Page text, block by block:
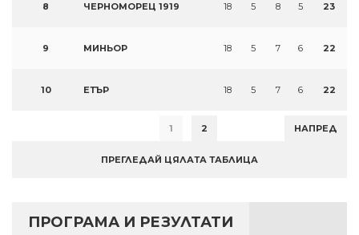
8 ЧЕРНОМОРЕЦ 1919 18 5 8 5 23
9 МИНЬОР 18 5 7 6 22
10 ЕТЪР 18 5 7 6 22
1 2 НАПРЕД
ПРЕГЛЕДАЙ ЦЯЛАТА ТАБЛИЦА
ПРОГРАМА И РЕЗУЛТАТИ